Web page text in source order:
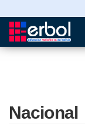
Pasar
Nacional